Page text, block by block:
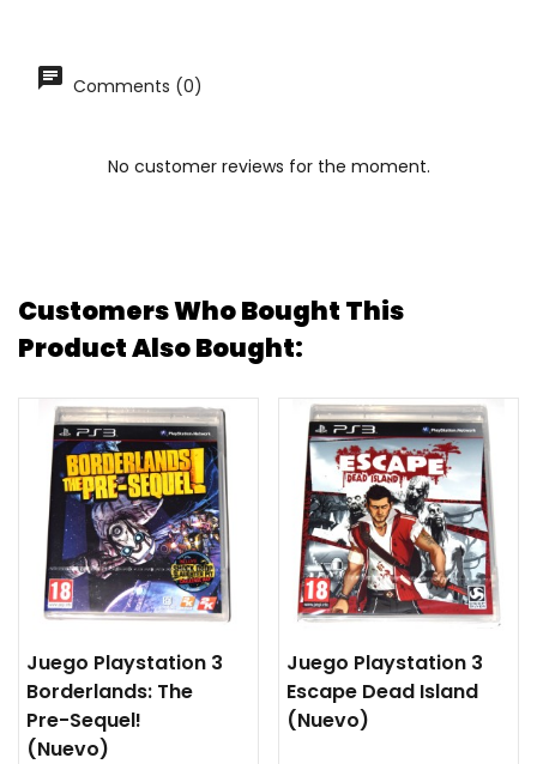
Comments (0)
No customer reviews for the moment.
Customers Who Bought This
Product Also Bought:
Juego Playstation 3
Borderlands: The
Pre-Sequel!
(nuevo)
Juego Playstation 3
Escape Dead Island
(nuevo)